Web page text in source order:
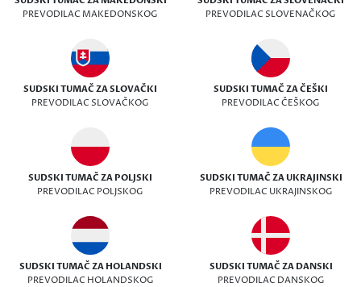
PREVODILAC MAKEDONSKOG
PREVODILAC SLOVENAČKOG
SUDSKI TUMAČ ZA SLOVAČKI
PREVODILAC SLOVAČKOG
SUDSKI TUMAČ ZA ČEŠKI
PREVODILAC ČEŠKOG
SUDSKI TUMAČ ZA POLJSKI
PREVODILAC POLJSKOG
SUDSKI TUMAČ ZA UKRAJINSKI
PREVODILAC UKRAJINSKOG
SUDSKI TUMAČ ZA HOLANDSKI
PREVODILAC HOLANDSKOG
SUDSKI TUMAČ ZA DANSKI
PREVODILAC DANSKOG